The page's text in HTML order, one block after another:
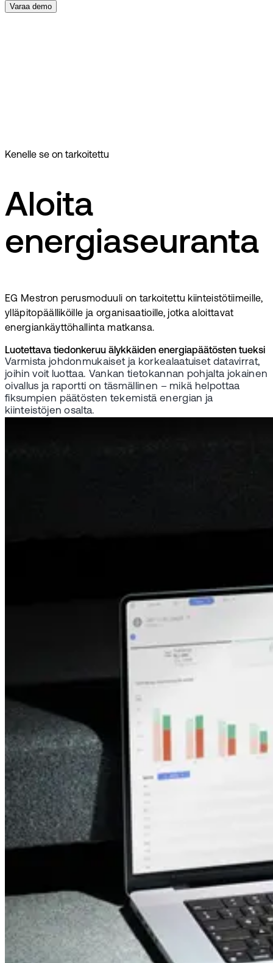
Varaa demo
Kenelle se on tarkoitettu
Aloita
energiaseuranta
EG Mestron perusmoduuli on tarkoitettu kiinteistötiimeille,
ylläpitopäälliköille ja organisaatioille, jotka aloittavat
energiankäyttöhallinta matkansa.
Luotettava tiedonkeruu älykkäiden energiapäätösten tueksi
Varmista johdonmukaiset ja korkealaatuiset datavirrat,
joihin voit luottaa. Vankan tietokannan pohjalta jokainen
oivallus ja raportti on täsmällinen – mikä helpottaa
fiksumpien päätösten tekemistä energian ja
kiinteistöjen osalta.